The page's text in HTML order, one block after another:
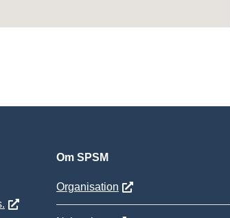
Om SPSM
Organisation